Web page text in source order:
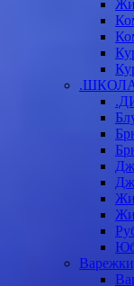
.ШКОЛА: